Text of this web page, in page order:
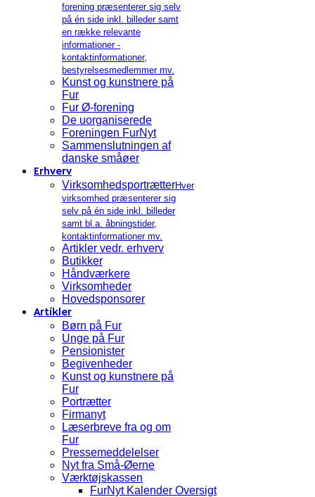
forening præsenterer sig selv
på én side inkl. billeder samt
en række relevante
informationer -
kontaktinformationer,
bestyrelsesmedlemmer mv.
Kunst og kunstnere på
Fur
Fur Ø-forening
De uorganiserede
Foreningen FurNyt
Sammenslutningen af
danske småøer
Erhverv
VirksomhedsportrætterHver
virksomhed præsenterer sig
selv på én side inkl. billeder
samt bl.a. åbningstider,
kontaktinformationer mv.
Artikler vedr. erhverv
Butikker
Håndværkere
Virksomheder
Hovedsponsorer
Artikler
Børn på Fur
Unge på Fur
Pensionister
Begivenheder
Kunst og kunstnere på
Fur
Portrætter
Firmanyt
Læserbreve fra og om
Fur
Pressemeddelelser
Nyt fra Små-Øerne
Værktøjskassen
FurNyt Kalender Oversigt